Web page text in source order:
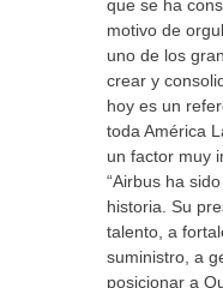
que se ha
motivo de
uno de los
crear y
hoy es un
toda América
un factor muy
“Airbus ha
historia. Su
talento, a
suministro, a
posicionar a